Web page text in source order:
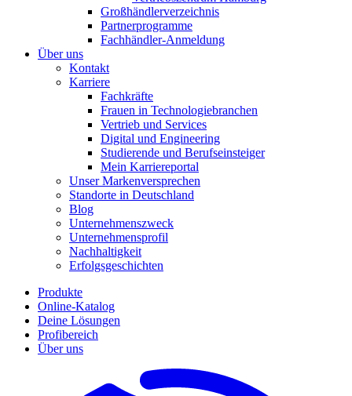
Großhändlerverzeichnis
Partnerprogramme
Fachhändler-Anmeldung
Über uns
Kontakt
Karriere
Fachkräfte
Frauen in Technologiebranchen
Vertrieb und Services
Digital und Engineering
Studierende und Berufseinsteiger
Mein Karriereportal
Unser Markenversprechen
Standorte in Deutschland
Blog
Unternehmenszweck
Unternehmensprofil
Nachhaltigkeit
Erfolgsgeschichten
Produkte
Online-Katalog
Deine Lösungen
Profibereich
Über uns